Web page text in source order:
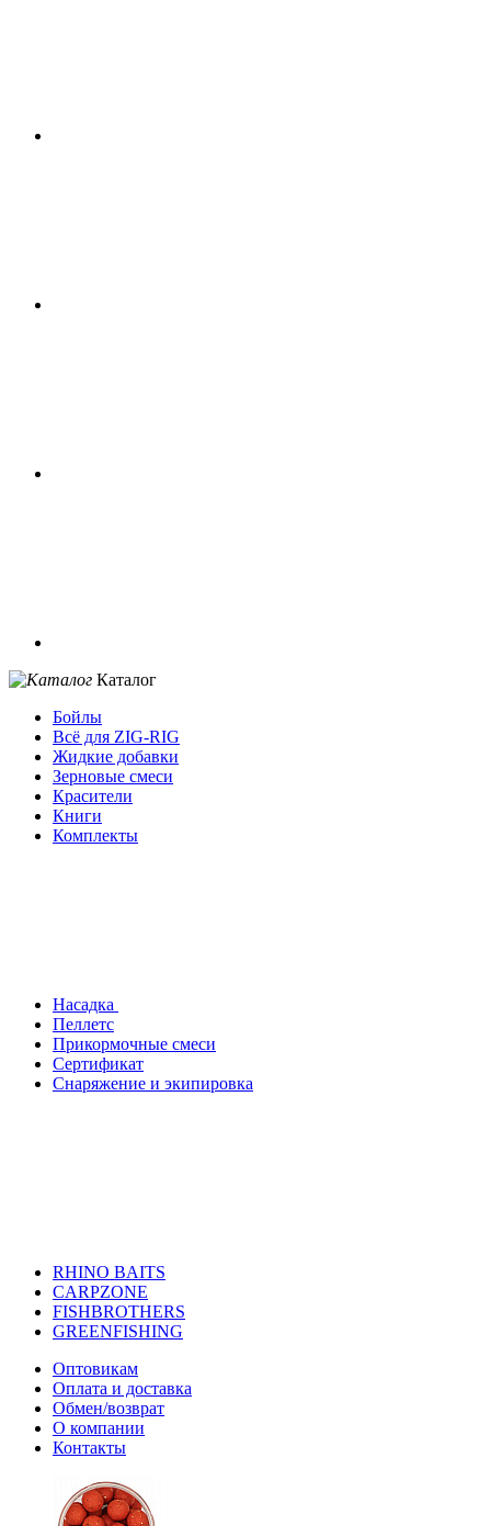
Каталог
Бойлы
Всё для ZIG-RIG
Жидкие добавки
Зерновые смеси
Красители
Книги
Комплекты
Насадка
Пеллетс
Прикормочные смеси
Сертификат
Снаряжение и экипировка
RHINO BAITS
CARPZONE
FISHBROTHERS
GREENFISHING
Оптовикам
Оплата и доставка
Обмен/возврат
О компании
Контакты